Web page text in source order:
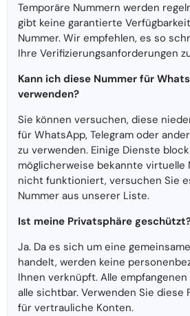
Temporäre Nummern werden
gibt keine garantierte
Nummer. Wir empfehlen, es so
Ihre Verifizierungsanforderungen
Kann ich diese Nummer für
verwenden?
Sie können versuchen, diese
für WhatsApp, Telegram oder
zu verwenden. Einige Dienste
möglicherweise bekannte virtuelle
nicht funktioniert, versuchen Sie
Nummer aus unserer Liste.
Ist meine Privatsphäre
Ja. Da es sich um eine
handelt, werden keine
Ihnen verknüpft. Alle
alle sichtbar. Verwenden Sie
für vertrauliche Konten.